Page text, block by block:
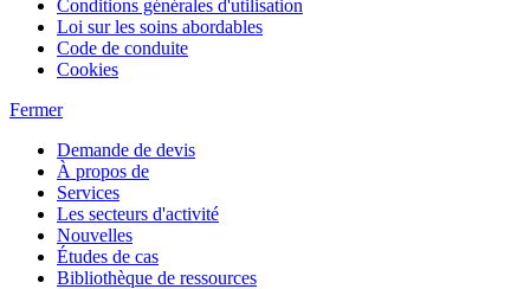
Conditions générales d'utilisation
Loi sur les soins abordables
Code de conduite
Cookies
Fermer
Demande de devis
À propos de
Services
Les secteurs d'activité
Nouvelles
Études de cas
Bibliothèque de ressources